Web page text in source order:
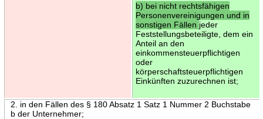
b) bei nicht rechtsfähigen
Personenvereinigungen und in
sonstigen Fällen jeder
Feststellungsbeteiligte, dem ein
Anteil an den
einkommensteuerpflichtigen
oder
körperschaftsteuerpflichtigen
Einkünften zuzurechnen ist;
2. in den Fällen des § 180 Absatz 1 Satz 1 Nummer 2 Buchstabe
b der Unternehmer;